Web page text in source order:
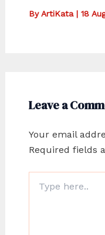
ByArtiKata | 18
Leave a
Your email
Required fields
here..